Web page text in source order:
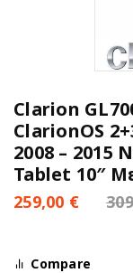
Clarion
ClarionOS
2008 –
Tablet 10″
259,00 €
Compare